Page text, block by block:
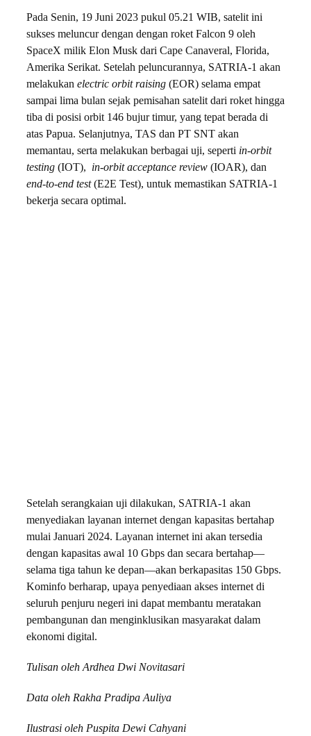
Pada Senin, 19 Juni 2023 pukul 05.21 WIB, satelit ini
sukses meluncur dengan dengan roket Falcon 9 oleh
SpaceX milik Elon Musk dari Cape Canaveral, Florida,
Amerika Serikat. Setelah peluncurannya, SATRIA-1 akan
melakukan electric orbit raising (EOR) selama empat
sampai lima bulan sejak pemisahan satelit dari roket hingga
tiba di posisi orbit 146 bujur timur, yang tepat berada di
atas Papua. Selanjutnya, TAS dan PT SNT akan
memantau, serta melakukan berbagai uji, seperti in-orbit
testing (IOT), in-orbit acceptance review (IOAR), dan
end-to-end test(E2E Test), untuk memastikan SATRIA-1
bekerja secara optimal.
Setelah serangkaian uji dilakukan, SATRIA-1 akan
menyediakan layanan internet dengan kapasitas bertahap
mulai Januari 2024. Layanan internet ini akan tersedia
dengan kapasitas awal 10 Gbps dan secara bertahap—
selama tiga tahun ke depan—akan berkapasitas 150 Gbps.
Kominfo berharap, upaya penyediaan akses internet di
seluruh penjuru negeri ini dapat membantu meratakan
pembangunan dan menginklusikan masyarakat dalam
ekonomi digital.
Tulisan oleh Ardhea Dwi Novitasari
Data oleh Rakha Pradipa Auliya
Ilustrasi oleh Puspita Dewi Cahyani